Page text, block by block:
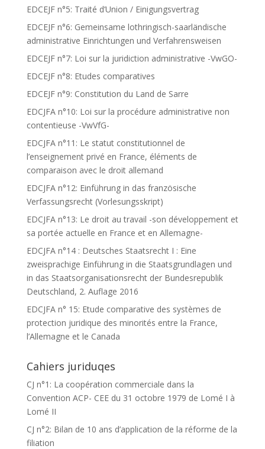
EDCEJF n°5: Traité d’Union / Einigungsvertrag
EDCEJF n°6: Gemeinsame lothringisch-saarländische
administrative Einrichtungen und Verfahrensweisen
EDCEJF n°7: Loi sur la juridiction administrative -VwGO-
EDCEJF n°8: Etudes comparatives
EDCEJF n°9: Constitution du Land de Sarre
EDCJFA n°10: Loi sur la procédure administrative non
contentieuse -VwVfG-
EDCJFA n°11: Le statut constitutionnel de
l’enseignement privé en France, éléments de
comparaison avec le droit allemand
EDCJFA n°12: Einführung in das französische
Verfassungsrecht (Vorlesungsskript)
EDCJFA n°13: Le droit au travail -son développement et
sa portée actuelle en France et en Allemagne-
EDCJFA n°14 : Deutsches Staatsrecht I : Eine
zweisprachige Einführung in die Staatsgrundlagen und
in das Staatsorganisationsrecht der Bundesrepublik
Deutschland, 2. Auflage 2016
EDCJFA n° 15: Etude comparative des systèmes de
protection juridique des minorités entre la France,
l’Allemagne et le Canada
Cahiers juriduqes
CJ n°1: La coopération commerciale dans la
Convention ACP- CEE du 31 octobre 1979 de Lomé I à
Lomé II
CJ n°2: Bilan de 10 ans d’application de la réforme de la
filiation